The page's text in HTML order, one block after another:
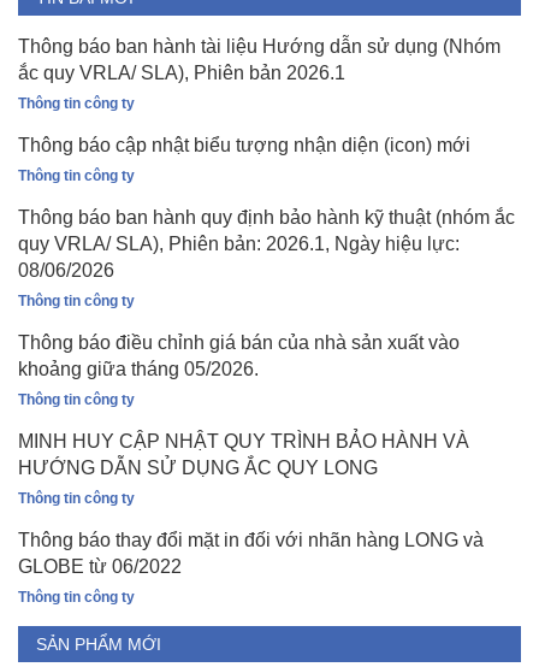
Thông báo ban hành tài liệu Hướng dẫn sử dụng (Nhóm
ắc quy VRLA/ SLA), Phiên bản 2026.1
Thông tin công ty
Thông báo cập nhật biểu tượng nhận diện (icon) mới
Thông tin công ty
Thông báo ban hành quy định bảo hành kỹ thuật (nhóm ắc
quy VRLA/ SLA), Phiên bản: 2026.1, Ngày hiệu lực:
08/06/2026
Thông tin công ty
Thông báo điều chỉnh giá bán của nhà sản xuất vào
khoảng giữa tháng 05/2026.
Thông tin công ty
MINH HUY CẬP NHẬT QUY TRÌNH BẢO HÀNH VÀ
HƯỚNG DẪN SỬ DỤNG ẮC QUY LONG
Thông tin công ty
Thông báo thay đổi mặt in đối với nhãn hàng LONG và
GLOBE từ 06/2022
Thông tin công ty
SẢN PHẨM MỚI